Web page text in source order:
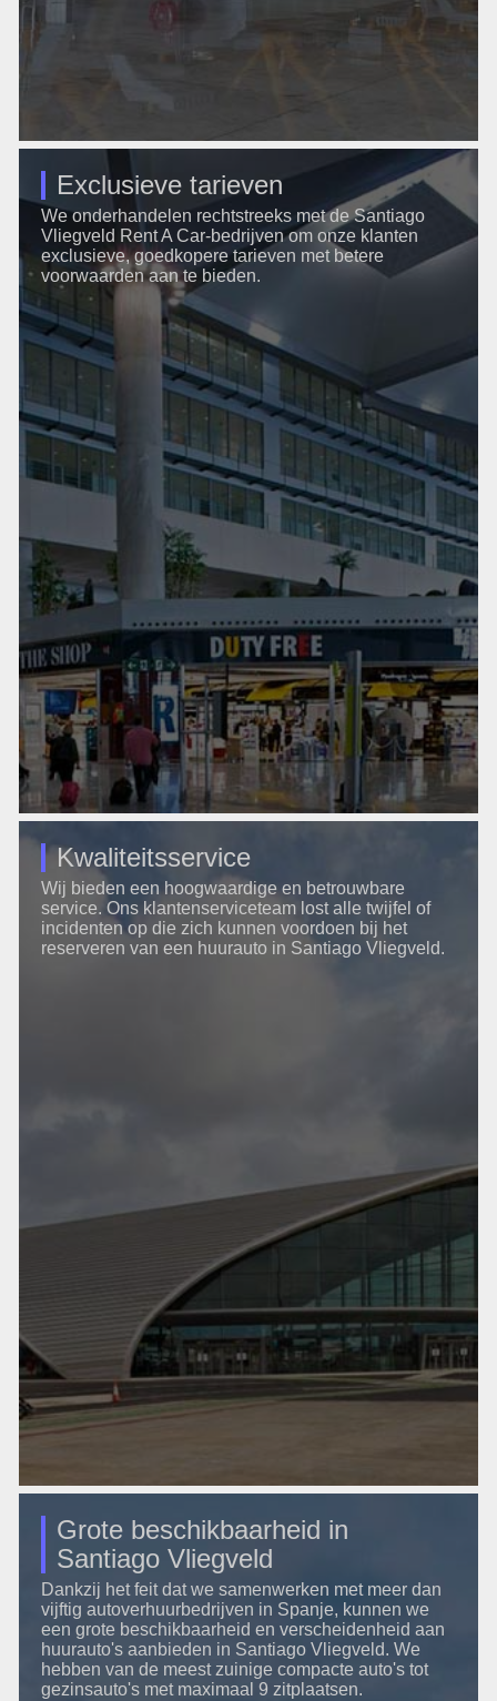
Exclusieve tarieven
We onderhandelen rechtstreeks met de Santiago
Vliegveld Rent A Car-bedrijven om onze klanten
exclusieve, goedkopere tarieven met betere
voorwaarden aan te bieden.
Kwaliteitsservice
Wij bieden een hoogwaardige en betrouwbare
service. Ons klantenserviceteam lost alle twijfel of
incidenten op die zich kunnen voordoen bij het
reserveren van een huurauto in Santiago Vliegveld.
Grote beschikbaarheid in
Santiago Vliegveld
Dankzij het feit dat we samenwerken met meer dan
vijftig autoverhuurbedrijven in Spanje, kunnen we
een grote beschikbaarheid en verscheidenheid aan
huurauto's aanbieden in Santiago Vliegveld. We
hebben van de meest zuinige compacte auto's tot
gezinsauto's met maximaal 9 zitplaatsen.